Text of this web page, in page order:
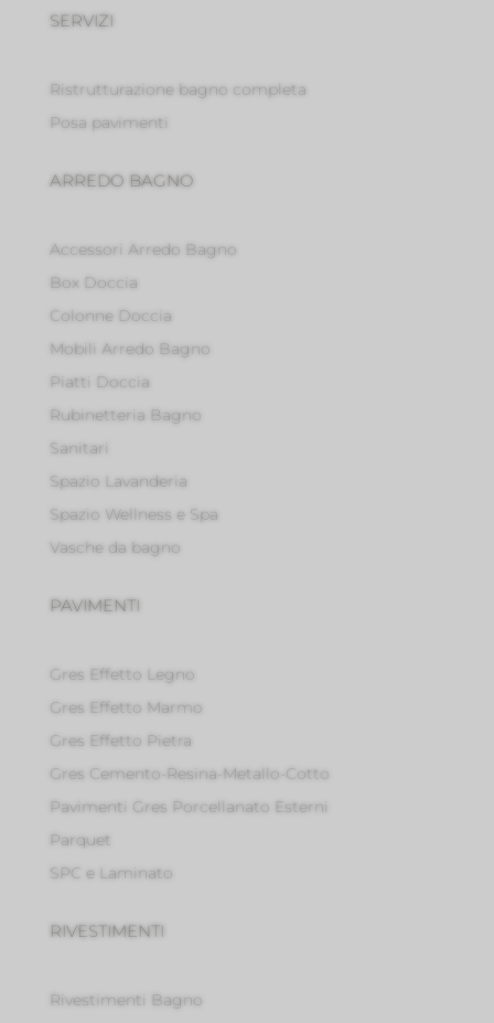
SERVIZI
Ristrutturazione bagno completa
Posa pavimenti
ARREDO BAGNO
Accessori Arredo Bagno
Box Doccia
Colonne Doccia
Mobili Arredo Bagno
Piatti Doccia
Rubinetteria Bagno
Sanitari
Spazio Lavanderia
Spazio Wellness e Spa
Vasche da bagno
PAVIMENTI
Gres Effetto Legno
Gres Effetto Marmo
Gres Effetto Pietra
Gres Cemento-Resina-Metallo-Cotto
Pavimenti Gres Porcellanato Esterni
Parquet
SPC e Laminato
RIVESTIMENTI
Rivestimenti Bagno